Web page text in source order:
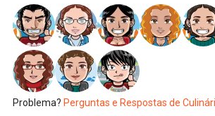
Problema? Perguntas e Respostas de